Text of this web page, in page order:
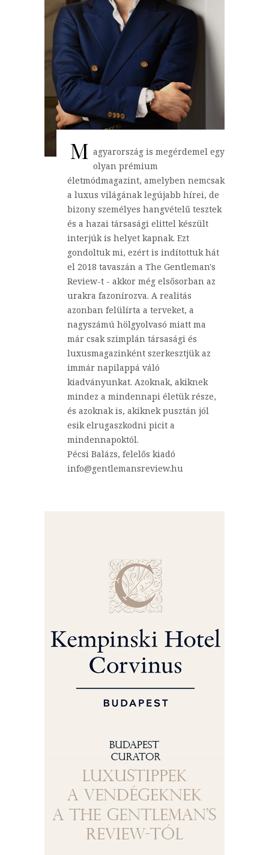
M agyarország is megérdemel egy
olyan prémium
életmódmagazint, amelyben nemcsak
a luxus világának legújabb hírei, de
bizony személyes hangvételű tesztek
és a hazai társasági elittel készült
interjúk is helyet kapnak. Ezt
gondoltuk mi, ezért is indítottuk hát
el 2018 tavaszán a The Gentleman's
Review-t - akkor még elsősorban az
urakra fazonírozva. A realitás
azonban felülírta a terveket, a
nagyszámú hölgyolvasó miatt ma
már csak szimplán társasági és
luxusmagazinként szerkesztjük az
immár napilappá váló
kiadványunkat. Azoknak, akiknek
mindez a mindennapi életük része,
és azoknak is, akiknek pusztán jól
esik elrugaszkodni picit a
mindennapoktól.
Pécsi Balázs, felelős kiadó
info@gentlemansreview.hu